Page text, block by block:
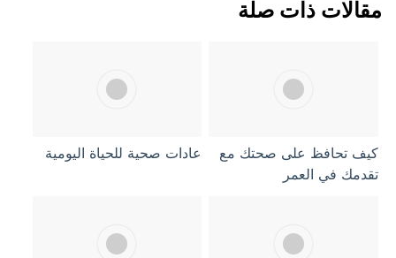
مقالات ذات صلة
كيف تحافظ على صحتك مع
تقدمك في العمر
عادات صحية للحياة اليومية